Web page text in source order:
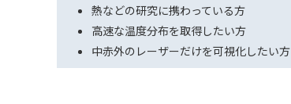
熱などの研究に携わっている方
高速な温度分布を取得したい方
中赤外のレーザーだけを可視化したい方